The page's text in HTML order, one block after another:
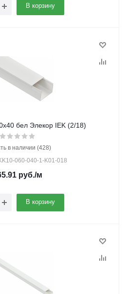
В корзину
бел Элекор IEK (2/18)
в наличии (428)
060-040-1-K01-018
руб./м
В корзину